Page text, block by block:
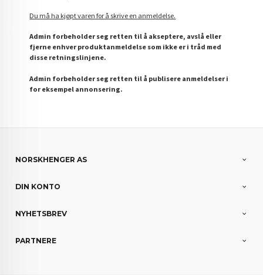
Du må ha kjøpt varen for å skrive en anmeldelse.
Admin forbeholder seg retten til å akseptere, avslå eller
fjerne enhver produktanmeldelse som ikke er i tråd med
disse retningslinjene.
Admin forbeholder seg retten til å publisere anmeldelser i
for eksempel annonsering.
NORSKHENGER AS
DIN KONTO
NYHETSBREV
PARTNERE